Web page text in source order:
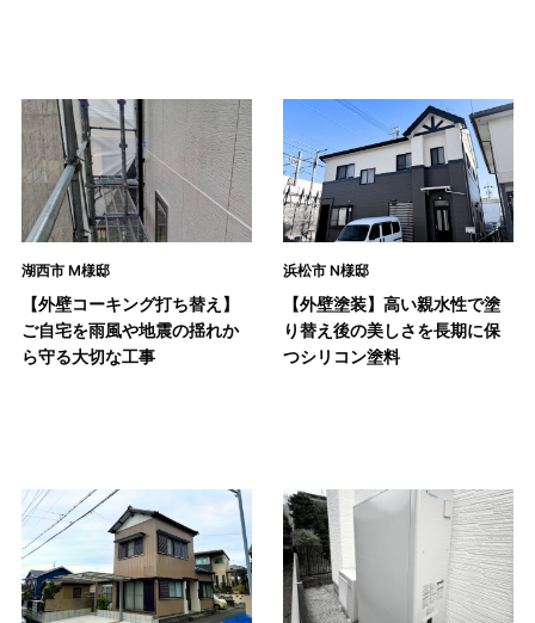
湖西市 M様邸
【外壁コーキング打ち替え】
ご自宅を雨風や地震の揺れか
ら守る大切な工事
浜松市 N様邸
【外壁塗装】高い親水性で塗
り替え後の美しさを長期に保
つシリコン塗料